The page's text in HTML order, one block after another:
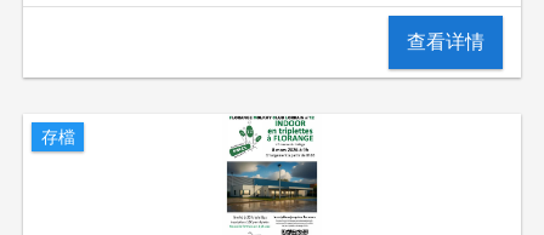
查看详情
存檔